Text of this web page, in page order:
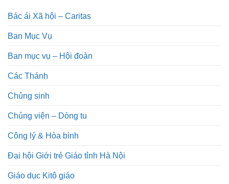
Bác ái Xã hội – Caritas
Ban Mục Vụ
Ban mục vụ – Hội đoàn
Các Thánh
Chủng sinh
Chủng viện – Dòng tu
Công lý & Hòa bình
Đại hội Giới trẻ Giáo tỉnh Hà Nội
Giáo dục Kitô giáo